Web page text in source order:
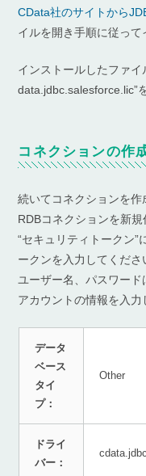
CData社のサイトから
イルを開き手順に従って
インストールしたファイ
data.jdbc.salesforce.lic”
コネクションの作
続いてコネクションを作
RDBコネクションを新規
“セキュリティトークン”
ークンを入力してくださ
ユーザー名、パスワー
アカウントの情報を入力
データ
ベース
タイ
プ：
Other
ドライ
バー：